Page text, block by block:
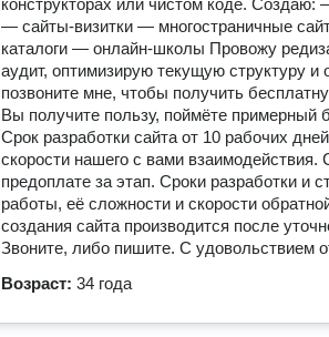
конструкторах или чистом коде.
— сайты-визитки — многостраничные
каталоги — онлайн-школы Провожу
аудит, оптимизирую текущую структуру
позвоните мне, чтобы получить
Вы получите пользу, поймёте
Срок разработки сайта от 10 рабочих
скорости нашего с вами
предоплате за этап. Сроки разработки и
работы, её сложности и скорости
создания сайта производится после
Звоните, либо пишите. С удовольствием
Возраст: 34 года